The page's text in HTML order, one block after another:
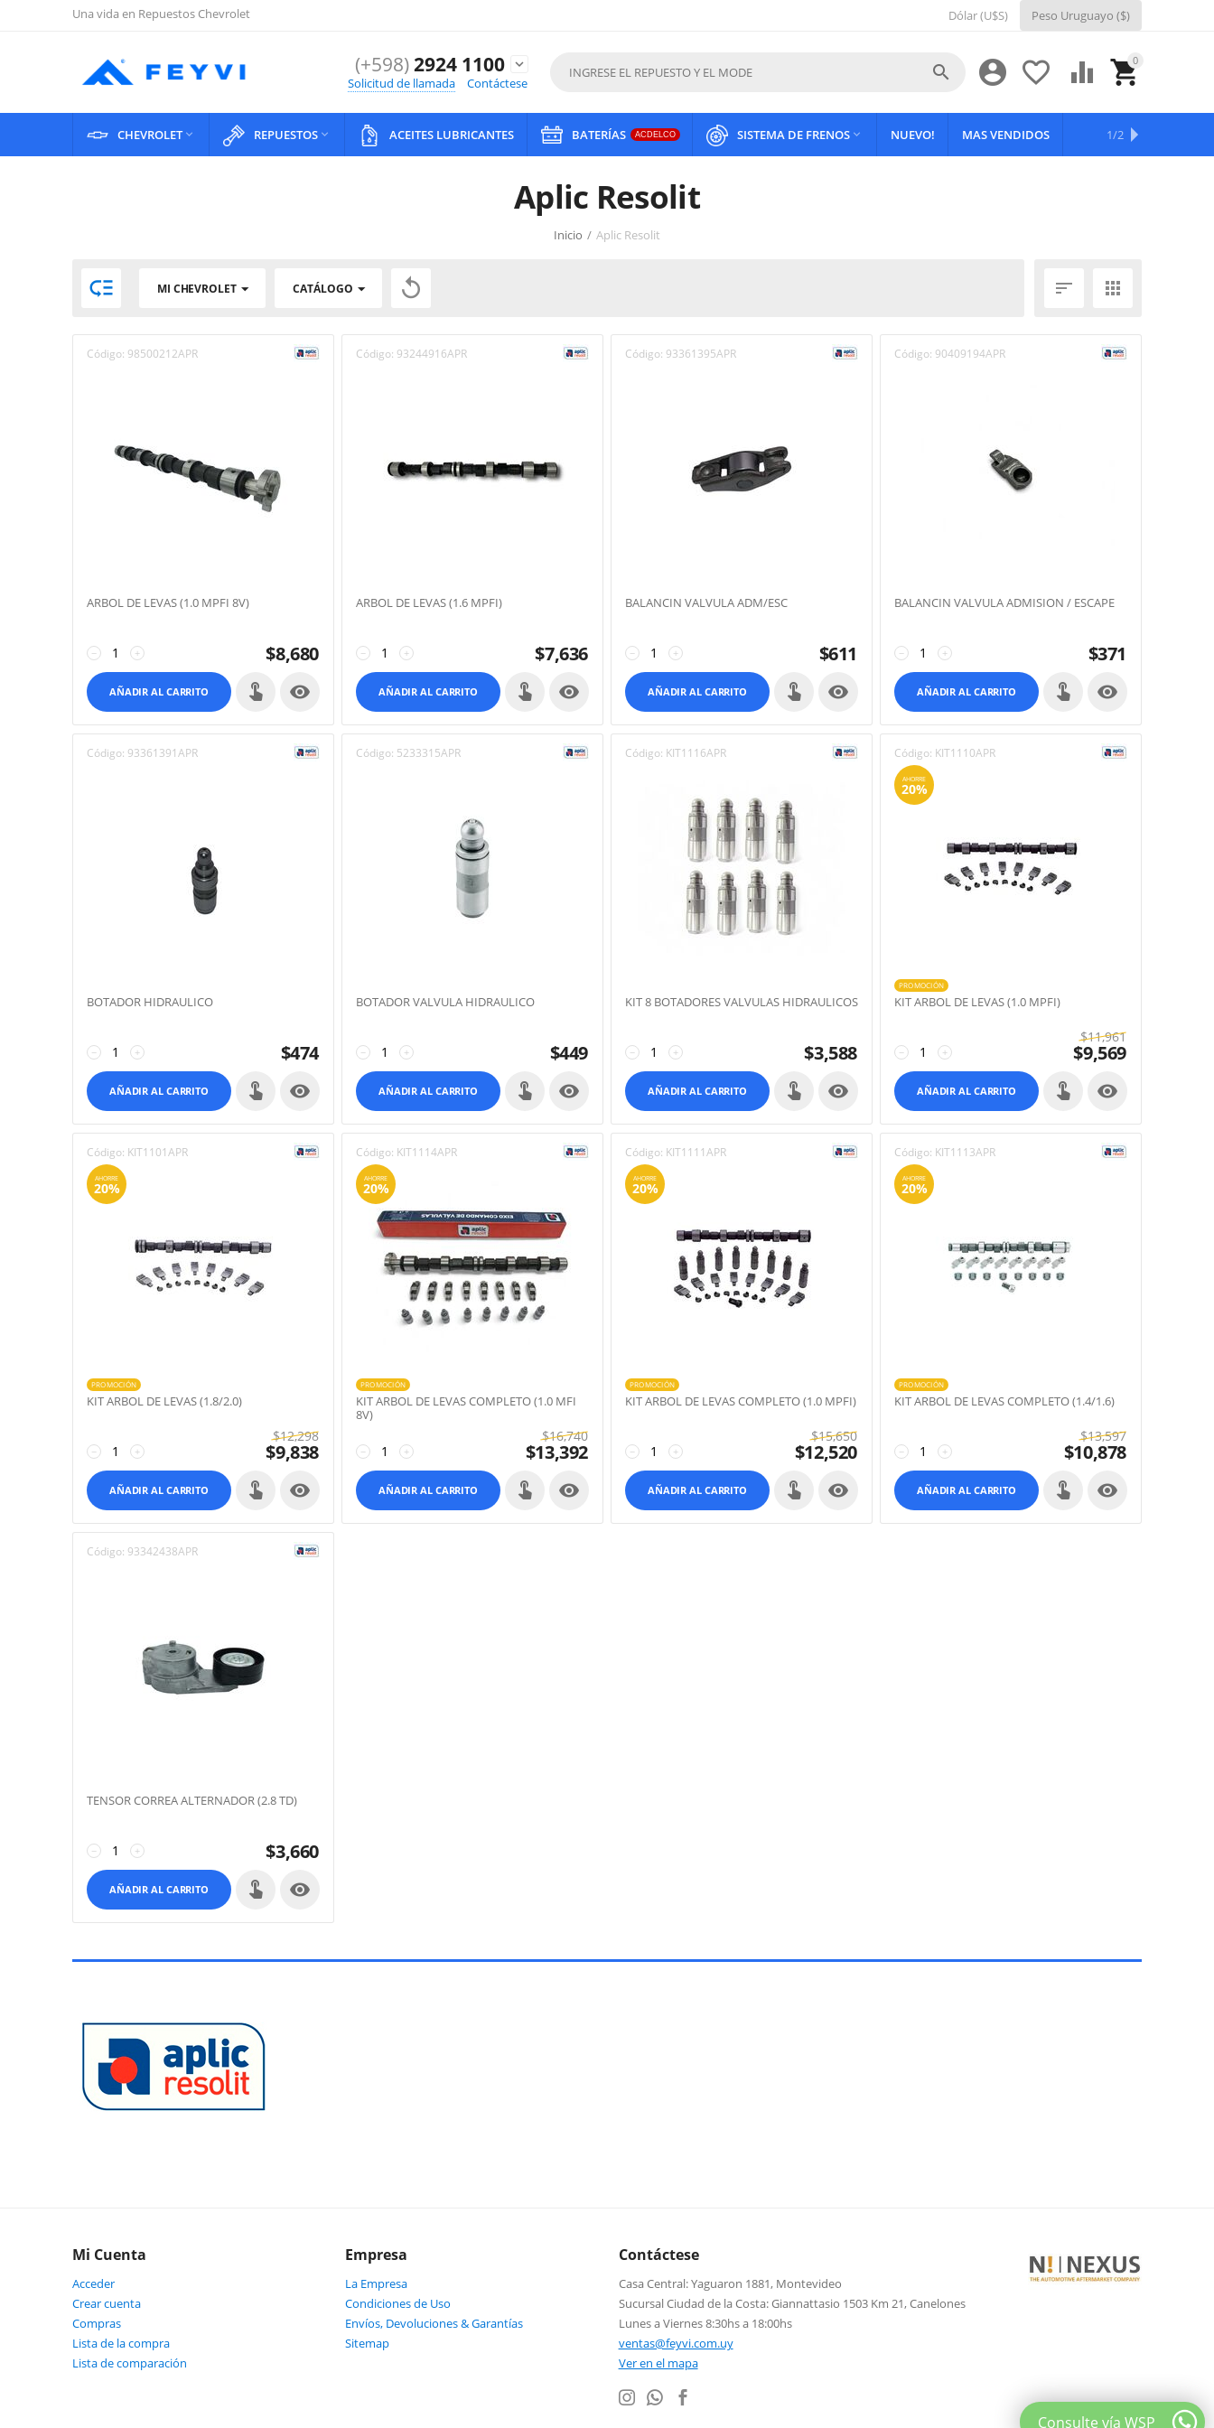
Una vida en Repuestos Chevrolet Dólar (U$S) Peso Uruguayo ($)
(+598)2924 1100
expand_more
Solicitud de llamada
Contáctese
0

 


CHEVROLET REPUESTOS  ACEITES LUBRICANTES BATERÍAS ACDELCO SISTEMA DE FRENOS  NUEVO! MAS VENDIDOS OFERTAS
1/2
Aplic Resolit
Inicio / Aplic Resolit
 MI CHEVROLET CATÁLOGO   
Código: 98500212APR
ARBOL DE LEVAS (1.0 MPFI 8V)
+
− $8,680
AÑADIR AL CARRITO 
Código: 93244916APR
ARBOL DE LEVAS (1.6 MPFI)
+
− $7,636
AÑADIR AL CARRITO 
Código: 93361395APR
BALANCIN VALVULA ADM/ESC
+
− $611
AÑADIR AL CARRITO 
Código: 90409194APR
BALANCIN VALVULA ADMISION / ESCAPE
+
− $371
AÑADIR AL CARRITO 
Código: 93361391APR
BOTADOR HIDRAULICO
+
− $474
AÑADIR AL CARRITO 
Código: 5233315APR
BOTADOR VALVULA HIDRAULICO
+
− $449
AÑADIR AL CARRITO 
Código: KIT1116APR
KIT 8 BOTADORES VALVULAS HIDRAULICOS
+
− $3,588
AÑADIR AL CARRITO 
Código: KIT1110APR
AHORRE
20%
PROMOCIÓN
KIT ARBOL DE LEVAS (1.0 MPFI)
+
−
$11,961
$9,569
AÑADIR AL CARRITO 
Código: KIT1101APR
AHORRE
20%
PROMOCIÓN
KIT ARBOL DE LEVAS (1.8/2.0)
+
−
$12,298
$9,838
AÑADIR AL CARRITO 
Código: KIT1114APR
AHORRE
20%
PROMOCIÓN
KIT ARBOL DE LEVAS COMPLETO (1.0 MFI
8V)
+
−
$16,740
$13,392
AÑADIR AL CARRITO 
Código: KIT1111APR
AHORRE
20%
PROMOCIÓN
KIT ARBOL DE LEVAS COMPLETO (1.0 MPFI)
+
−
$15,650
$12,520
AÑADIR AL CARRITO 
Código: KIT1113APR
AHORRE
20%
PROMOCIÓN
KIT ARBOL DE LEVAS COMPLETO (1.4/1.6)
+
−
$13,597
$10,878
AÑADIR AL CARRITO 
Código: 93342438APR
TENSOR CORREA ALTERNADOR (2.8 TD)
+
− $3,660
AÑADIR AL CARRITO 
Mi Cuenta
Acceder
Crear cuenta
Compras
Lista de la compra
Lista de comparación
Empresa
La Empresa
Condiciones de Uso
Envíos, Devoluciones & Garantías
Sitemap
Contáctese
Casa Central: Yaguaron 1881, Montevideo
Sucursal Ciudad de la Costa: Giannattasio 1503 Km 21, Canelones
Lunes a Viernes 8:30hs a 18:00hs
ventas@feyvi.com.uy
Ver en el mapa
Consulte vía WSP